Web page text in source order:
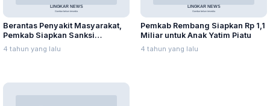
Berantas Penyakit Masyarakat,
Pemkab Siapkan Sanksi
Administratif
4 tahun yang lalu
Pemkab Rembang Siapkan Rp 1,1
Miliar untuk Anak Yatim Piatu
4 tahun yang lalu